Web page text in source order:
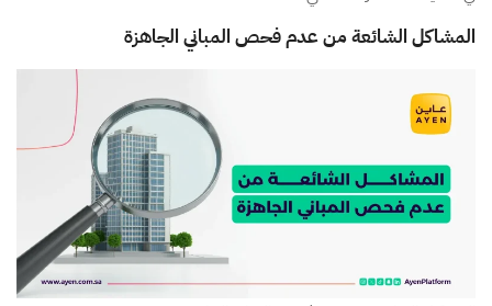
المشاكل الشائعة من عدم فحص المباني الجاهزة